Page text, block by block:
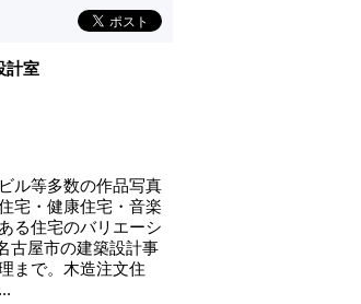
計室
ル等多数の作品写真
宅・健康住宅・音楽
る住宅のバリエーシ
古屋市の建築設計事
まで。木造注文住